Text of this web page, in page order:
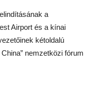
a
Airport és a kínai
kétoldalú
nemzetközi fórum